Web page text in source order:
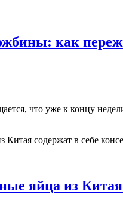
как
что уже к концу
яйца из